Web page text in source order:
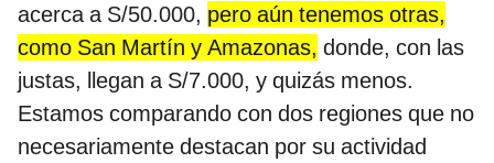
acerca a S/50.000, pero aún tenemos otras,
como San Martín y Amazonas, donde, con las
justas, llegan a S/7.000, y quizás menos.
Estamos comparando con dos regiones que no
necesariamente destacan por su actividad